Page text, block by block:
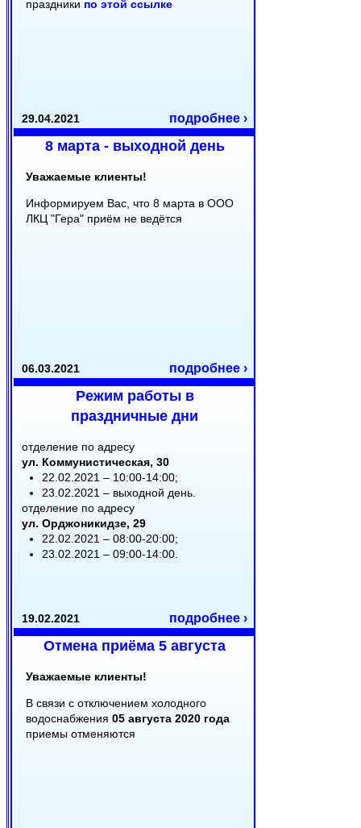
праздники по этой ссылке
29.04.2021 подробнее ›
8 марта - выходной день
Уважаемые клиенты!
Информируем Вас, что 8 марта в ООО
ЛКЦ "Гера" приём не ведётся
06.03.2021 подробнее ›
Режим работы в
праздничные дни
отделение по адресу
ул. Коммунистическая, 30
22.02.2021 – 10:00-14:00;
23.02.2021 – выходной день.
отделение по адресу
ул. Орджоникидзе, 29
22.02.2021 – 08:00-20:00;
23.02.2021 – 09:00-14:00.
19.02.2021 подробнее ›
Отмена приёма 5 августа
Уважаемые клиенты!
В связи с отключением холодного
водоснабжения 05 августа 2020 года
приемы отменяются